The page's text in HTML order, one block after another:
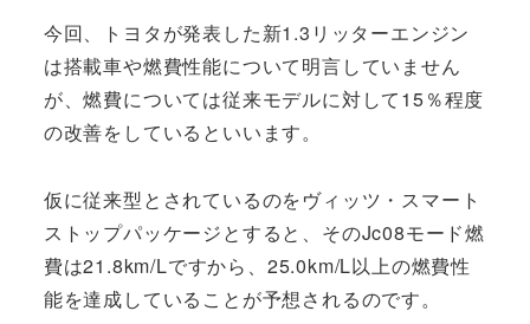
今回、トヨタが発表した新1.3リッターエンジン
は搭載車や燃費性能について明言していません
が、燃費については従来モデルに対して15％程度
の改善をしているといいます。
仮に従来型とされているのをヴィッツ・スマート
ストップパッケージとすると、そのJc08モード燃
費は21.8km/Lですから、25.0km/L以上の燃費性
能を達成していることが予想されるのです。